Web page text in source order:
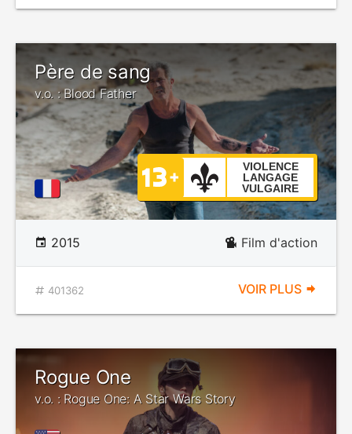
Père de sang
v.o. : Blood Father
VIOLENCE
LANGAGE
VULGAIRE
2015 Film d'action
401362 VOIR PLUS
Rogue One
v.o. : Rogue One: A Star Wars Story